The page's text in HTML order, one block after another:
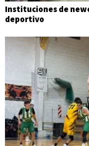
Instituciones de
deportivo